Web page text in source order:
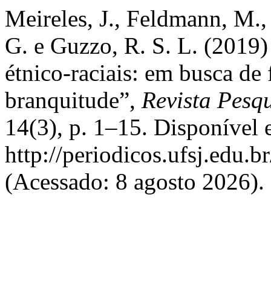
Meireles, J., Feldmann,
G. e Guzzo, R. S. L.
étnico-raciais: em busca
branquitude”, Revista
14(3), p. 1–15. Disponível
http://
(Acessado: 8 agosto 2026).